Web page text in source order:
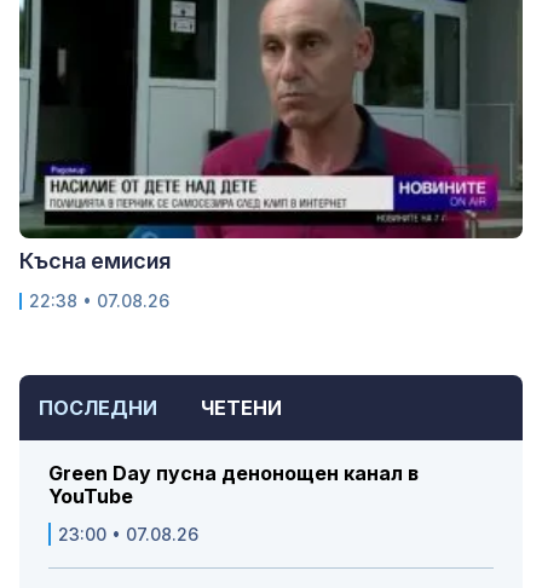
ПОСЛЕДНИ ЧЕТЕНИ
Green Day пусна денонощен канал в
YouTube
23:00 • 07.08.26
Късна емисия
22:38 • 07.08.26